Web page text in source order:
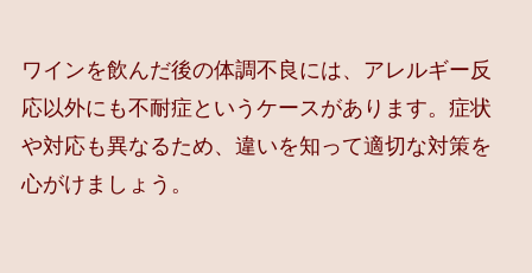
ワインを飲んだ後の体調不良には、アレルギー反
応以外にも不耐症というケースがあります。症状
や対応も異なるため、違いを知って適切な対策を
心がけましょう。